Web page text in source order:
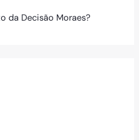
da Decisão Moraes?